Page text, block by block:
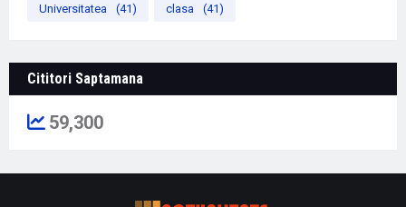
Universitatea (41) clasa (41)
Cititori Saptamana
59,300